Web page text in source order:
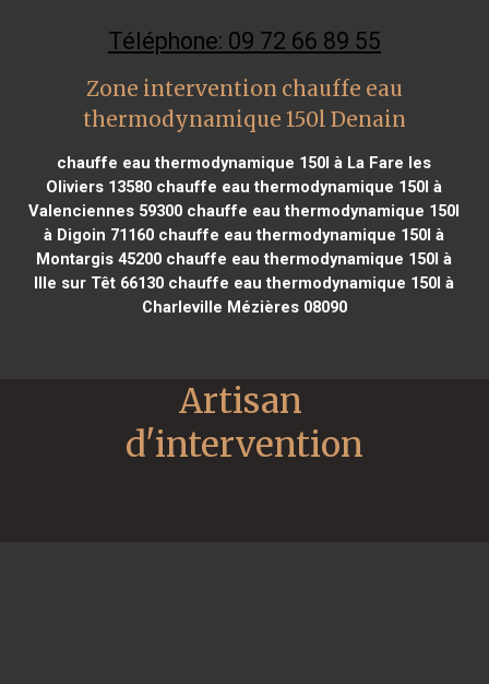
Téléphone: 09 72 66 89 55
Zone intervention chauffe eau
thermodynamique 150l Denain
chauffe eau thermodynamique 150l à La Fare les
Oliviers 13580 chauffe eau thermodynamique 150l à
Valenciennes 59300 chauffe eau thermodynamique 150l
à Digoin 71160 chauffe eau thermodynamique 150l à
Montargis 45200 chauffe eau thermodynamique 150l à
Ille sur Têt 66130 chauffe eau thermodynamique 150l à
Charleville Mézières 08090
Artisan
d'intervention